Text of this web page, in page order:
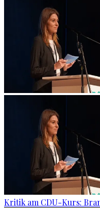
Kritik am CDU-Kurs: